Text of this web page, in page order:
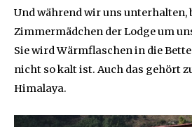
Und während wir uns unterhalten,
Zimmermädchen der Lodge um
Sie wird Wärmflaschen in die
nicht so kalt ist. Auch das gehört
Himalaya.